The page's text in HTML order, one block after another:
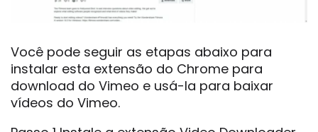
Você pode seguir as etapas abaixo para
instalar esta extensão do Chrome para
download do Vimeo e usá-la para baixar
vídeos do Vimeo.